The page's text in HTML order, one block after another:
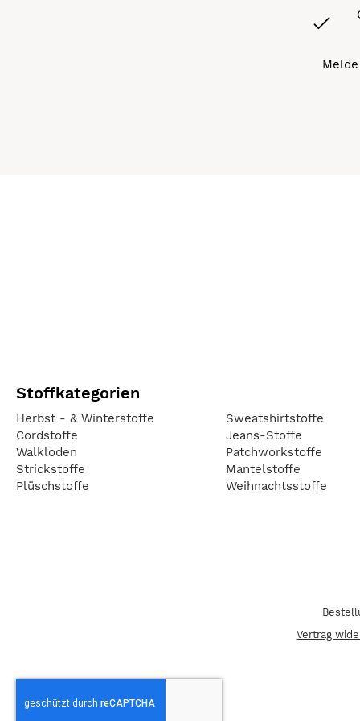
Stoffkategorien
Herbst - & Winterstoffe
Cordstoffe
Walkloden
Strickstoffe
Plüschstoffe
Sweatshirtstoffe
Jeans-Stoffe
Patchworkstoffe
Mantelstoffe
Weihnachtsstoffe
Vertrag